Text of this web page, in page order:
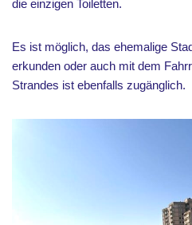
die einzigen Toiletten.
Es ist möglich, das ehemalige
erkunden oder auch mit dem
Strandes ist ebenfalls zugänglich.